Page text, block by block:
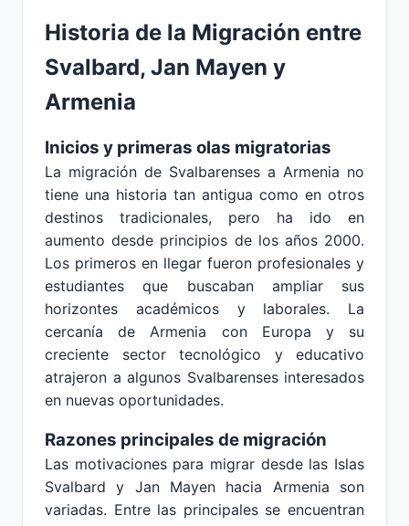
Historia de la Migración entre
Svalbard, Jan Mayen y
Armenia
Inicios y primeras olas migratorias
La migración de Svalbarenses a Armenia no
tiene una historia tan antigua como en otros
destinos tradicionales, pero ha ido en
aumento desde principios de los años 2000.
Los primeros en llegar fueron profesionales y
estudiantes que buscaban ampliar sus
horizontes académicos y laborales. La
cercanía de Armenia con Europa y su
creciente sector tecnológico y educativo
atrajeron a algunos Svalbarenses interesados
en nuevas oportunidades.
Razones principales de migración
Las motivaciones para migrar desde las Islas
Svalbard y Jan Mayen hacia Armenia son
variadas. Entre las principales se encuentran